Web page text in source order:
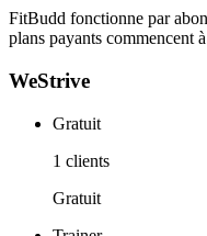
FitBudd fonctionne par
plans payants commencent
WeStrive
Gratuit
1 clients
Gratuit